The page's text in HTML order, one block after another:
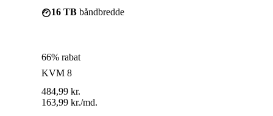
16 TB båndbredde
66% rabat
KVM 8
484,99 kr.
163,99 kr./md.